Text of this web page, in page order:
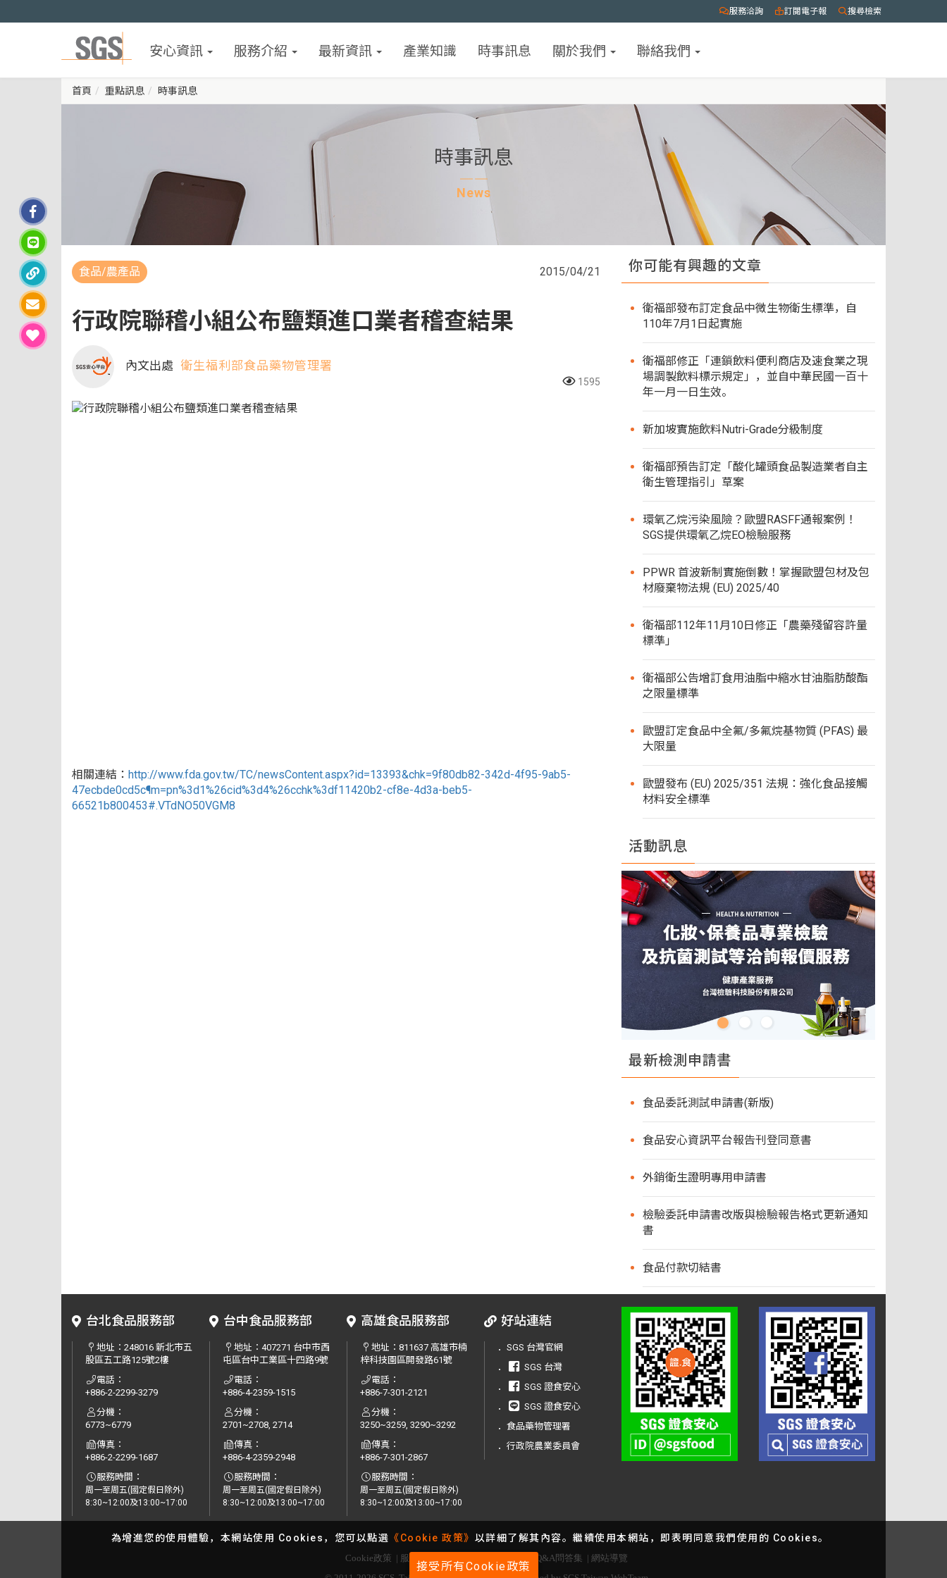
服務洽詢 訂閱電子報 搜尋檢索
安心資訊 服務介紹 最新資訊 產業知識 時事訊息 關於我們 聯絡我們
首頁 重點訊息 時事訊息
時事訊息
News
食品/農產品 2015/04/21
行政院聯稽小組公布鹽類進口業者稽查結果
內文出處 衛生福利部食品藥物管理署
1595
相關連結： http://www.fda.gov.tw/TC/newsContent.aspx?id=13393&chk=9f80db82-342d-4f95-9ab5-
47ecbde0cd5c¶m=pn%3d1%26cid%3d4%26cchk%3df11420b2-cf8e-4d3a-beb5-
66521b800453#.VTdNO50VGM8
你可能有興趣的文章
衛福部發布訂定食品中微生物衛生標準，自
110年7月1日起實施
衛福部修正「連鎖飲料便利商店及速食業之現
場調製飲料標示規定」，並自中華民國一百十
年一月一日生效。
新加坡實施飲料Nutri-Grade分級制度
衛福部預告訂定「酸化罐頭食品製造業者自主
衛生管理指引」草案
環氧乙烷污染風險？歐盟RASFF通報案例！
SGS提供環氧乙烷EO檢驗服務
PPWR 首波新制實施倒數！掌握歐盟包材及包
材廢棄物法規 (EU) 2025/40
衛福部112年11月10日修正「農藥殘留容許量
標準」
衛福部公告增訂食用油脂中縮水甘油脂肪酸酯
之限量標準
歐盟訂定食品中全氟/多氟烷基物質 (PFAS) 最
大限量
歐盟發布 (EU) 2025/351 法規：強化食品接觸
材料安全標準
活動訊息
最新檢測申請書
食品委託測試申請書(新版)
食品安心資訊平台報告刊登同意書
外銷衛生證明專用申請書
檢驗委託申請書改版與檢驗報告格式更新通知
書
食品付款切結書
台北食品服務部
地址：248016 新北市五
股區五工路125號2樓
電話：
+886-2-2299-3279
分機：
6773~6779
傳真：
+886-2-2299-1687
服務時間：
周一至周五(國定假日除外)
8:30~12:00及13:00~17:00
台中食品服務部
地址：407271 台中市西
屯區台中工業區十四路9號
電話：
+886-4-2359-1515
分機：
2701~2708, 2714
傳真：
+886-4-2359-2948
服務時間：
周一至周五(國定假日除外)
8:30~12:00及13:00~17:00
高雄食品服務部
地址：811637 高雄市楠
梓科技園區開發路61號
電話：
+886-7-301-2121
分機：
3250~3259, 3290~3292
傳真：
+886-7-301-2867
服務時間：
周一至周五(國定假日除外)
8:30~12:00及13:00~17:00
好站連結
． SGS 台灣官網
．
SGS 台灣
．
SGS 證食安心
．
SGS 證食安心
． 食品藥物管理署
． 行政院農業委員會
Cookie政策 | 服務條款 服務據點 服務洽詢 Q&A問答集 | 網站導覽
為增進您的使用體驗，本網站使用 Cookies，您可以點選 《Cookie 政策》 以詳細了解其內容。繼續使用本網站，即表明同意我們使用的 Cookies。
接受所有Cookie政策